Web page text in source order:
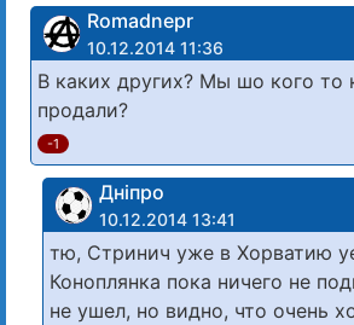
Romadnepr
10.12.2014 11:36
В каких других? Мы шо кого то
продали?
-1
Дніпро
10.12.2014 13:41
тю, Стринич уже в Хорватию
Коноплянка пока ничего не
не ушел, но видно, что очень